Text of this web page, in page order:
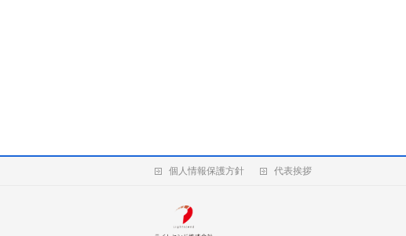
個人情報保護方針 代表挨拶